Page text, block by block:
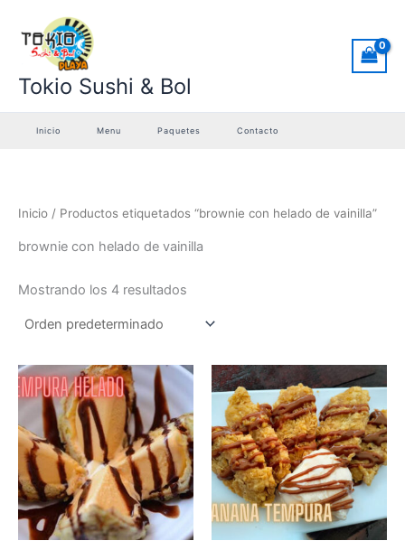
contenido
Tokio Sushi & Bol
Inicio Menu Paquetes Contacto
Inicio / Productos etiquetados “brownie con helado de vainilla”
brownie con helado de vainilla
Mostrando los 4 resultados